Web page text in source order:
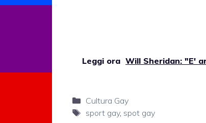
Leggi ora Will Sheridan: "E'
Categorie
Cultura Gay
Tag
sport gay, spot gay